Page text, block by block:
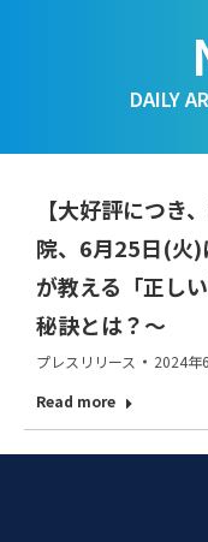
DAILY
【大好評につき
院、6月25日(火)
が教える「正し
秘訣とは？～
プレスリリース
2024年
Read more